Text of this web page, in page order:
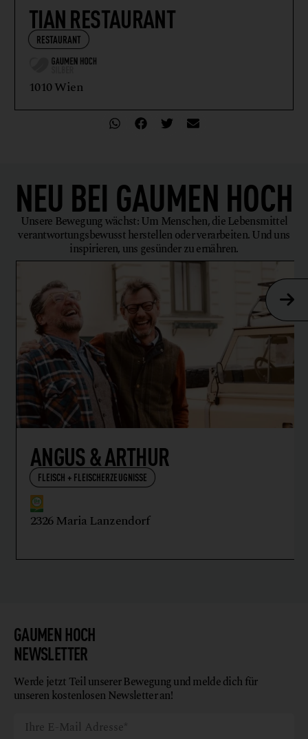
TIAN RESTAURANT
RESTAURANT
1010 Wien
NEU BEI GAUMEN HOCH
Unsere Bewegung wächst: Um Menschen, die Lebensmittel
verantwortungsbewusst herstellen oder verarbeiten. Und uns
inspirieren, uns gesünder zu ernähren.
ANGUS & ARTHUR
FLEISCH + FLEISCHERZEUGNISSE
2326 Maria Lanzendorf
GAUMEN HOCH
NEWSLETTER
Werde jetzt Teil unserer Bewegung und melde dich für
unseren kostenlosen Newsletter an!